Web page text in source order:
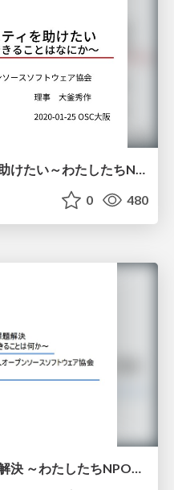
「若いOSSコミュニティを助けたい～わたしたちNPOにできることは何か～」
0 480
オープンソースと社会課題解決 ～わたしたちNPOにできることは何か～ @OSC2019Tokyo/Fall